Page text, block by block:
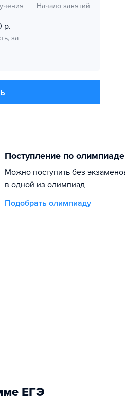
Начало занятий
р.
за
Поступление по олимпиаде
Можно поступить без
в одной из олимпиад
Подобрать олимпиаду
ЕГЭ